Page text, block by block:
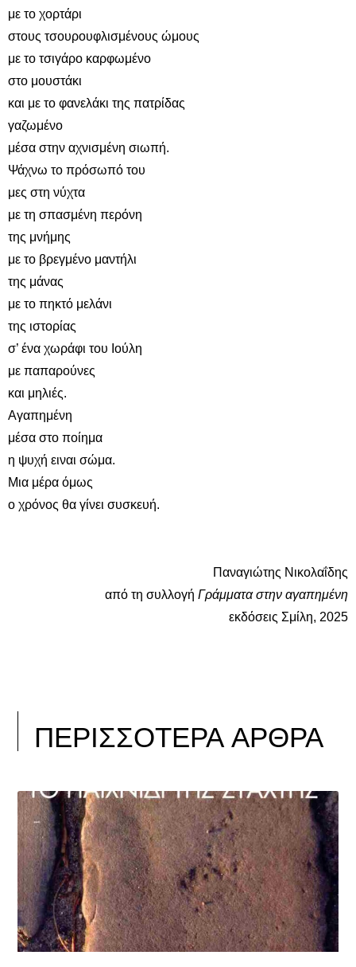
με το χορτάρι
στους τσουρουφλισμένους ώμους
με το τσιγάρο καρφωμένο
στο μουστάκι
και με το φανελάκι της πατρίδας
γαζωμένο
μέσα στην αχνισμένη σιωπή.
Ψάχνω το πρόσωπό του
μες στη νύχτα
με τη σπασμένη περόνη
της μνήμης
με το βρεγμένο μαντήλι
της μάνας
με το πηκτό μελάνι
της ιστορίας
σ’ ένα χωράφι του Ιούλη
με παπαρούνες
και μηλιές.
Αγαπημένη
μέσα στο ποίημα
η ψυχή ειναι σώμα.
Μια μέρα όμως
ο χρόνος θα γίνει συσκευή.
Παναγιώτης Νικολαΐδης
από τη συλλογή Γράμματα στην αγαπημένη
εκδόσεις Σμίλη, 2025
ΠΕΡΙΣΣΟΤΕΡΑ ΑΡΘΡΑ